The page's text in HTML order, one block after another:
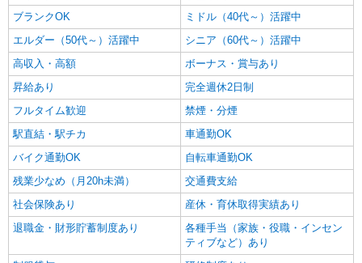
ブランクOK
ミドル（40代～）活躍中
エルダー（50代～）活躍中
シニア（60代～）活躍中
高収入・高額
ボーナス・賞与あり
昇給あり
完全週休2日制
フルタイム歓迎
禁煙・分煙
駅直結・駅チカ
車通勤OK
バイク通勤OK
自転車通勤OK
残業少なめ（月20h未満）
交通費支給
社会保険あり
産休・育休取得実績あり
退職金・財形貯蓄制度あり
各種手当（家族・役職・インセン
ティブなど）あり